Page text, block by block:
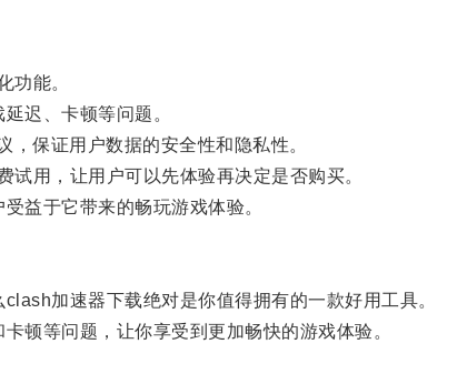
能。
迟、卡顿等问题。
保证用户数据的安全性和隐私性。
用，让用户可以先体验再决定是否购买。
于它带来的畅玩游戏体验。
加速器下载绝对是你值得拥有的一款好用工具。
等问题，让你享受到更加畅快的游戏体验。